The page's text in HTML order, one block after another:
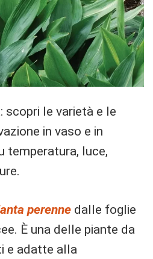
scopri le varietà e le
in vaso e in
temperatura, luce,
perenne dalle foglie
È una delle piante da
e adatte alla